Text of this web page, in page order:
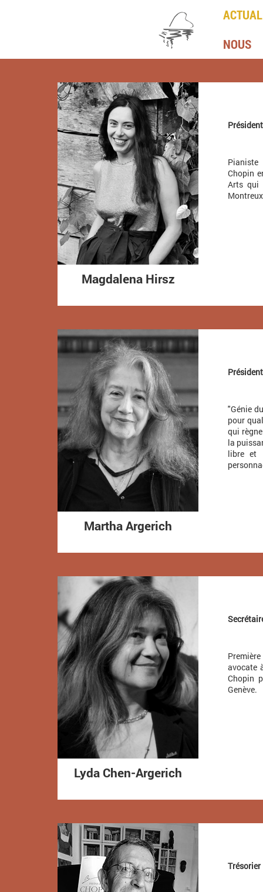
NOUS
Magdalena Hirsz
Pianiste
Chopin
Arts qui
Martha Argerich
"Génie
pour
qui
la
libre et
Lyda Chen-Argerich
avocate
Chopin
Genève.
Trésorier